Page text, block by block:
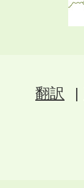
翻訳